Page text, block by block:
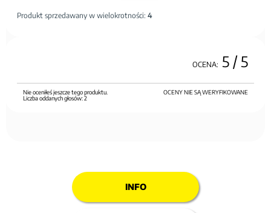
Produkt sprzedawany w wielokrotności: 4
OCENA: 5 / 5
OCENY NIE SĄ WERYFIKOWANE
Nie oceniłeś jeszcze tego produktu.
Liczba oddanych głosów:2
INFO